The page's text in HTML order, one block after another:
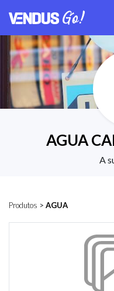
AGUA
A
Produtos > AGUA